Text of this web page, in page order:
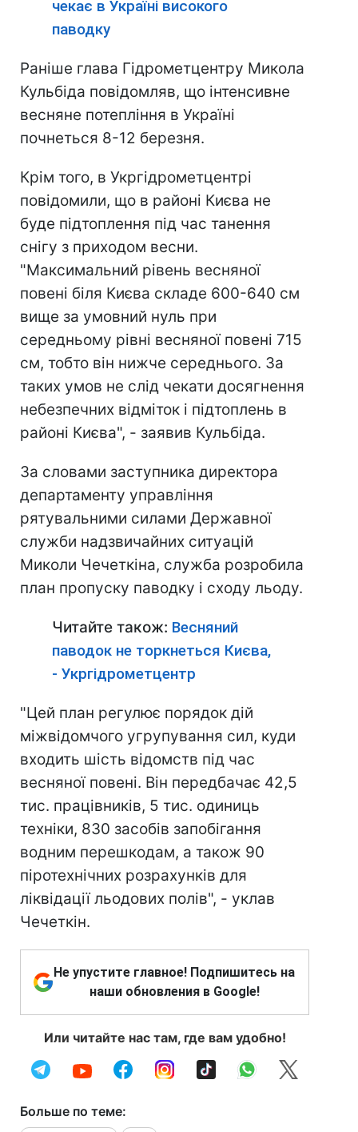
чекає в Україні високого
паводку
Раніше глава Гідрометцентру Микола
Кульбіда повідомляв, що інтенсивне
весняне потепління в Україні
почнеться 8-12 березня.
Крім того, в Укргідрометцентрі
повідомили, що в районі Києва не
буде підтоплення під час танення
снігу з приходом весни.
"Максимальний рівень весняної
повені біля Києва складе 600-640 см
вище за умовний нуль при
середньому рівні весняної повені 715
см, тобто він нижче середнього. За
таких умов не слід чекати досягнення
небезпечних відміток і підтоплень в
районі Києва", - заявив Кульбіда.
За словами заступника директора
департаменту управління
рятувальними силами Державної
служби надзвичайних ситуацій
Миколи Чечеткіна, служба розробила
план пропуску паводку і сходу льоду.
Читайте також: Весняний
паводок не торкнеться Києва,
- Укргідрометцентр
"Цей план регулює порядок дій
міжвідомчого угрупування сил, куди
входить шість відомств під час
весняної повені. Він передбачає 42,5
тис. працівників, 5 тис. одиниць
техніки, 830 засобів запобігання
водним перешкодам, а також 90
піротехнічних розрахунків для
ліквідації льодових полів", - уклав
Чечеткін.
Не упустите главное! Подпишитесь на
наши обновления в Google!
Или читайте нас там, где вам удобно!
Больше по теме: